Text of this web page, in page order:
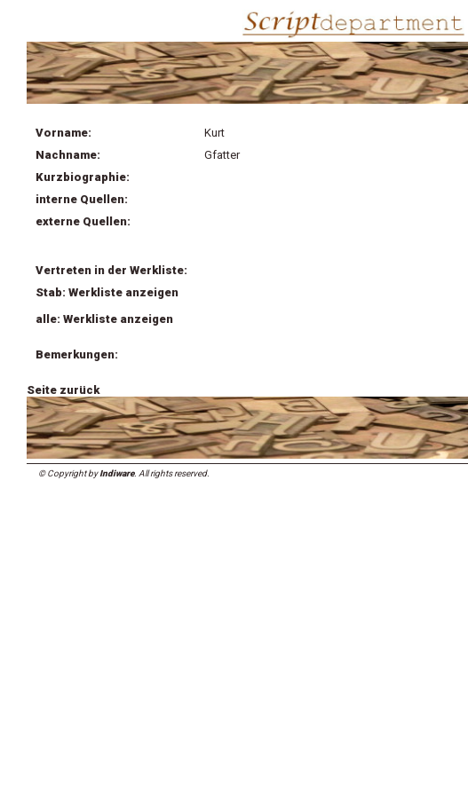
Vorname:
Kurt
Nachname:
Gfatter
Kurzbiographie:
interne Quellen:
externe Quellen:
Vertreten in der Werkliste:
Stab: Werkliste anzeigen
alle: Werkliste anzeigen
Bemerkungen:
Seite zurück
© Copyright byIndiware. All rights reserved.